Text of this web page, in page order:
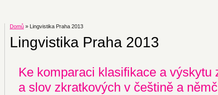
Domů » Lingvistika Praha 2013
Lingvistika Praha 2013
Ke komparaci klasifikace a výskytu
a slov zkratkových v češtině a